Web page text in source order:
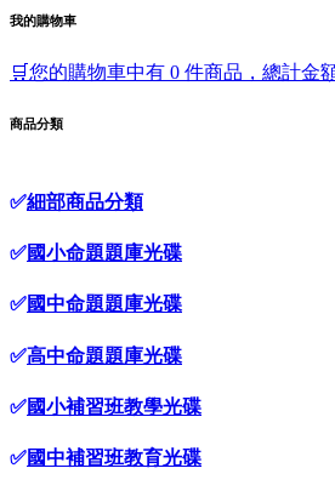
我的購物車
🛒您的購物車中有 0 件商品，總計金
商品分類
✅細部商品分類
✅國小命題題庫光碟
✅國中命題題庫光碟
✅高中命題題庫光碟
✅國小補習班教學光碟
✅國中補習班教育光碟